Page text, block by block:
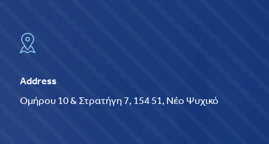
Address
Ομήρου 10 & Στρατήγη 7, 154 51, Νέο Ψυχικό